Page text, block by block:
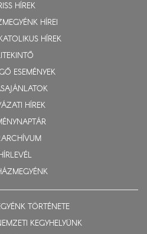
HÍREK
HÍREI
HÍREK
ESEMÉNYEK
HÍREK
TÖRTÉNETE
KEGYHELYÜNK